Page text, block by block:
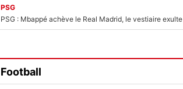
PSG
PSG : Mbappé achève le Real Madrid, le vestiaire exulte
Football